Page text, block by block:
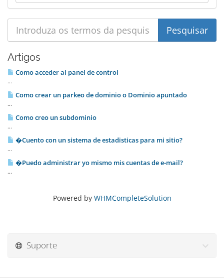
Artigos
Como acceder al panel de control
...
Como crear un parkeo de dominio o Dominio apuntado
...
Como creo un subdominio
...
�Cuento con un sistema de estadisticas para mi sitio?
...
�Puedo administrar yo mismo mis cuentas de e-mail?
...
Powered by WHMCompleteSolution
Suporte